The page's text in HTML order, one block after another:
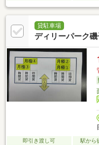
貸駐車場
ディリーパーク
即引き渡し可 駅から